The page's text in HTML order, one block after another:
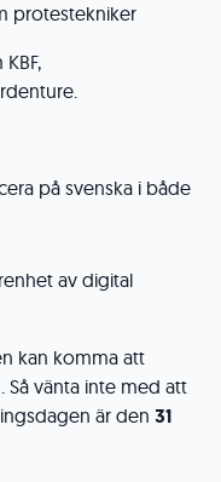
protestekniker
på svenska i både
av digital
kan komma att
Så vänta inte med att
är den 31